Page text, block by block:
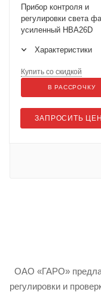
Прибор контроля и
регулировки света
усиленный HBA26D
Характеристики
ЗАПРОСИТЬ
Купить со скидкой
В РАССРОЧКУ
ОАО «ГАРО»
регулировки и